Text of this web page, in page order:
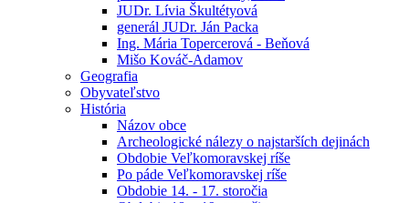
JUDr. Lívia Škultétyová
generál JUDr. Ján Packa
Ing. Mária Topercerová - Beňová
Mišo Kováč-Adamov
Geografia
Obyvateľstvo
História
Názov obce
Archeologické nálezy o najstarších dejinách
Obdobie Veľkomoravskej ríše
Po páde Veľkomoravskej ríše
Obdobie 14. - 17. storočia